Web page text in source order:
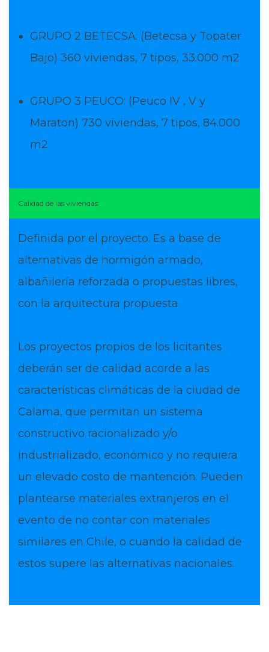
GRUPO 2 BETECSA: (Betecsa y Topater
Bajo) 360 viviendas, 7 tipos, 33.000 m2
GRUPO 3 PEUCO: (Peuco IV , V y
Maraton) 730 viviendas, 7 tipos, 84.000
m2
Calidad de las viviendas:
Definida por el proyecto. Es a base de
alternativas de hormigón armado,
albañilería reforzada o propuestas libres,
con la arquitectura propuesta
Los proyectos propios de los licitantes
deberán ser de calidad acorde a las
características climáticas de la ciudad de
Calama, que permitan un sistema
constructivo racionalizado y/o
industrializado, económico y no requiera
un elevado costo de mantención. Pueden
plantearse materiales extranjeros en el
evento de no contar con materiales
similares en Chile, o cuando la calidad de
estos supere las alternativas nacionales.